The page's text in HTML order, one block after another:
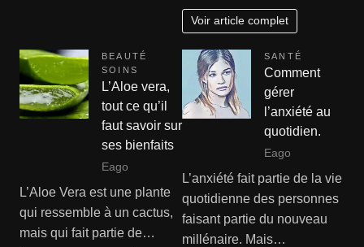
Voir article complet
BEAUTÉ
SOINS
L’Aloe vera,
tout ce qu’il
faut savoir sur
ses bienfaits
Eago
L’Aloe Vera est une plante
qui ressemble à un cactus,
mais qui fait partie de…
SANTÉ
Comment
gérer
l’anxiété au
quotidien.
Eago
L’anxiété fait partie de la vie
quotidienne des personnes
faisant partie du nouveau
millénaire. Mais…